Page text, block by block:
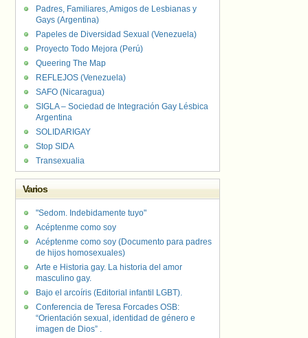
Padres, Familiares, Amigos de Lesbianas y
Gays (Argentina)
Papeles de Diversidad Sexual (Venezuela)
Proyecto Todo Mejora (Perú)
Queering The Map
REFLEJOS (Venezuela)
SAFO (Nicaragua)
SIGLA – Sociedad de Integración Gay Lésbica
Argentina
SOLIDARIGAY
Stop SIDA
Transexualia
Varios
"Sedom. Indebidamente tuyo"
Acéptenme como soy
Acéptenme como soy (Documento para padres
de hijos homosexuales)
Arte e Historia gay. La historia del amor
masculino gay.
Bajo el arcoíris (Editorial infantil LGBT).
Conferencia de Teresa Forcades OSB:
“Orientación sexual, identidad de género e
imagen de Dios” .